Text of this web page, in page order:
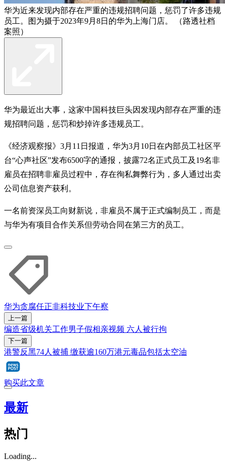
华为近来发现内部存在严重的违规招聘问题，惩罚了许多违规
员工。图为摄于2023年9月8日的华为上海门店。 （路透社档
案照）
华为最近出大事，这家中国科技巨头因发现内部存在严重的违
规招聘问题，惩罚和炒掉许多违规员工。
《经济观察报》3月11日报道，华为3月10日在内部员工社区平
台“心声社区”发布6500字的通报，披露72名正式员工及19名非
雇员在招聘非雇员过程中，存在徇私舞弊行为，多人通过出卖
公司信息资产获利。
一名前资深员工向财新说，非雇员不属于正式编制员工，而是
与华为有项目合作关系但劳动合同在第三方的员工。
华为贪腐任正非科技业下午察
上一篇
编造省级机关工作男子假相亲视频 六人被行拘
下一篇
港警反黑74人被捕 缴获逾160万港元毒品包括太空油
购买此文章
最新
热门
Loading...